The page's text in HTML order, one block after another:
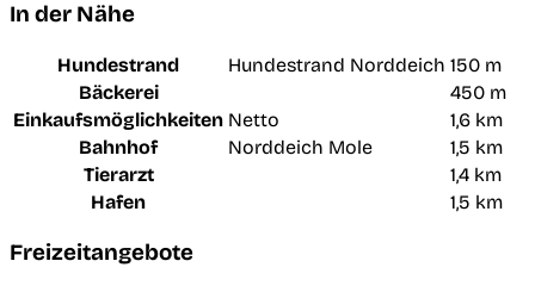
In der Nähe
Hundestrand Hundestrand Norddeich 150 m
Bäckerei
450 m
Einkaufsmöglichkeiten Netto
1,6 km
Bahnhof
Norddeich Mole
1,5 km
Tierarzt
1,4 km
Hafen
1,5 km
Freizeitangebote